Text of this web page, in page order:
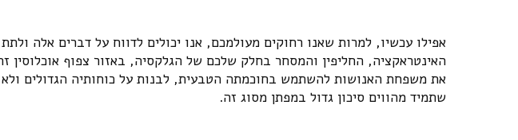
אפילו עכשיו, למרות שאנו רחוקים מעולמכם, אנו יכולים לדווח על דברים אלה
האינטראקציה, החליפין והמסחר בחלק שלכם של הגלקסיה, באזור צפוף אוכלוסין
את משפחת האנושות להשתמש בחוכמתה הטבעית, לבנות על כוחותיה הגדולים ולא
שתמיד מהווים סיכון גדול במפתן מסוג זה.